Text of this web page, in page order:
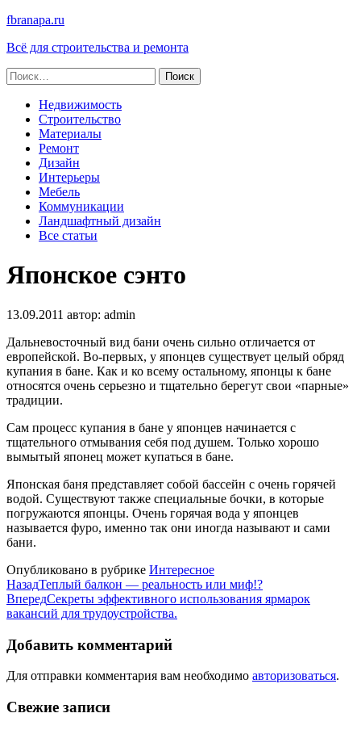
fbranapa.ru
Всё для строительства и ремонта
Найти:
Недвижимость
Строительство
Материалы
Ремонт
Дизайн
Интерьеры
Мебель
Коммуникации
Ландшафтный дизайн
Все статьи
Японское сэнто
13.09.2011 автор: admin
Дальневосточный вид бани очень сильно отличается от
европейской. Во-первых, у японцев существует целый обряд
купания в бане. Как и ко всему остальному, японцы к бане
относятся очень серьезно и тщательно берегут свои «парные»
традиции.
Сам процесс купания в бане у японцев начинается с
тщательного отмывания себя под душем. Только хорошо
вымытый японец может купаться в бане.
Японская баня представляет собой бассейн с очень горячей
водой. Существуют также специальные бочки, в которые
погружаются японцы. Очень горячая вода у японцев
называется фуро, именно так они иногда называют и сами
бани.
Опубликовано в рубрике Интересное
НазадТеплый балкон — реальность или миф!?
ВпередСекреты эффективного использования ярмарок
вакансий для трудоустройства.
Добавить комментарий
Для отправки комментария вам необходимо авторизоваться.
Свежие записи